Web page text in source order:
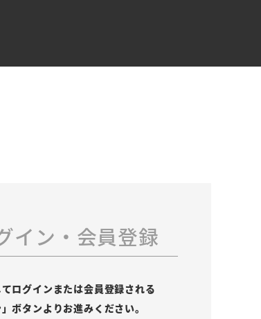
イン・会員登録
ログインまたは会員登録される
ボタンよりお進みください。